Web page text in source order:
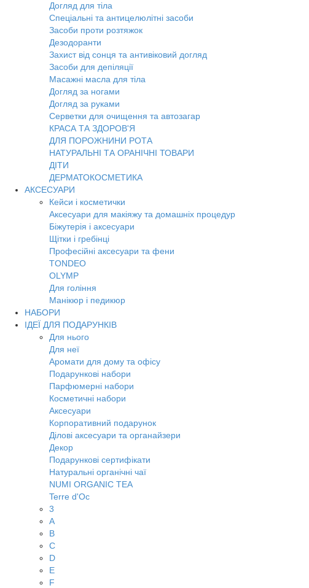
Догляд для тіла
Спеціальні та антицелюлітні засоби
Засоби проти розтяжок
Дезодоранти
Захист від сонця та антивіковий догляд
Засоби для депіляції
Масажні масла для тіла
Догляд за ногами
Догляд за руками
Серветки для очищення та автозагар
КРАСА ТА ЗДОРОВ'Я
ДЛЯ ПОРОЖНИНИ РОТА
НАТУРАЛЬНІ ТА ОРАНІЧНІ ТОВАРИ
ДІТИ
ДЕРМАТОКОСМЕТИКА
АКСЕСУАРИ
Кейси і косметички
Аксесуари для макіяжу та домашніх процедур
Біжутерія і аксесуари
Щітки і гребінці
Професійні аксесуари та фени
TONDEO
OLYMP
Для гоління
Манікюр і педикюр
НАБОРИ
ІДЕЇ ДЛЯ ПОДАРУНКІВ
Для нього
Для неї
Аромати для дому та офісу
Подарункові набори
Парфюмерні набори
Косметичні набори
Аксесуари
Корпоративний подарунок
Ділові аксесуари та органайзери
Декор
Подарункові сертифікати
Натуральні органічні чаї
NUMI ORGANIC TEA
Terre d'Oc
3
A
B
C
D
E
F